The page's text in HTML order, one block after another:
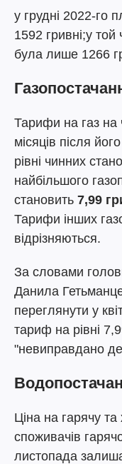
у грудні 2022-го
1592 гривні;у той
була лише 1266
Тарифи на газ на
місяців після
рівні чинних
найбільшого
становить 7,99
Тарифи інших
відрізняються.
За словами
Данила
переглянути у
тариф на рівні
"невиправдано
Ціна на гарячу
споживачів
листопада